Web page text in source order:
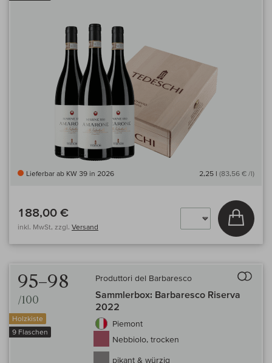
Lieferbar ab KW 39 in 2026 2,25 l (83,56 € /l)
188,00 €
inkl. MwSt, zzgl. Versand
In
95–98
/100
Holzkiste
9 Flaschen
Produttori del Barbaresco
Sammlerbox: Barbaresco Riserva
2022
Piemont
Nebbiolo, trocken
pikant & würzig